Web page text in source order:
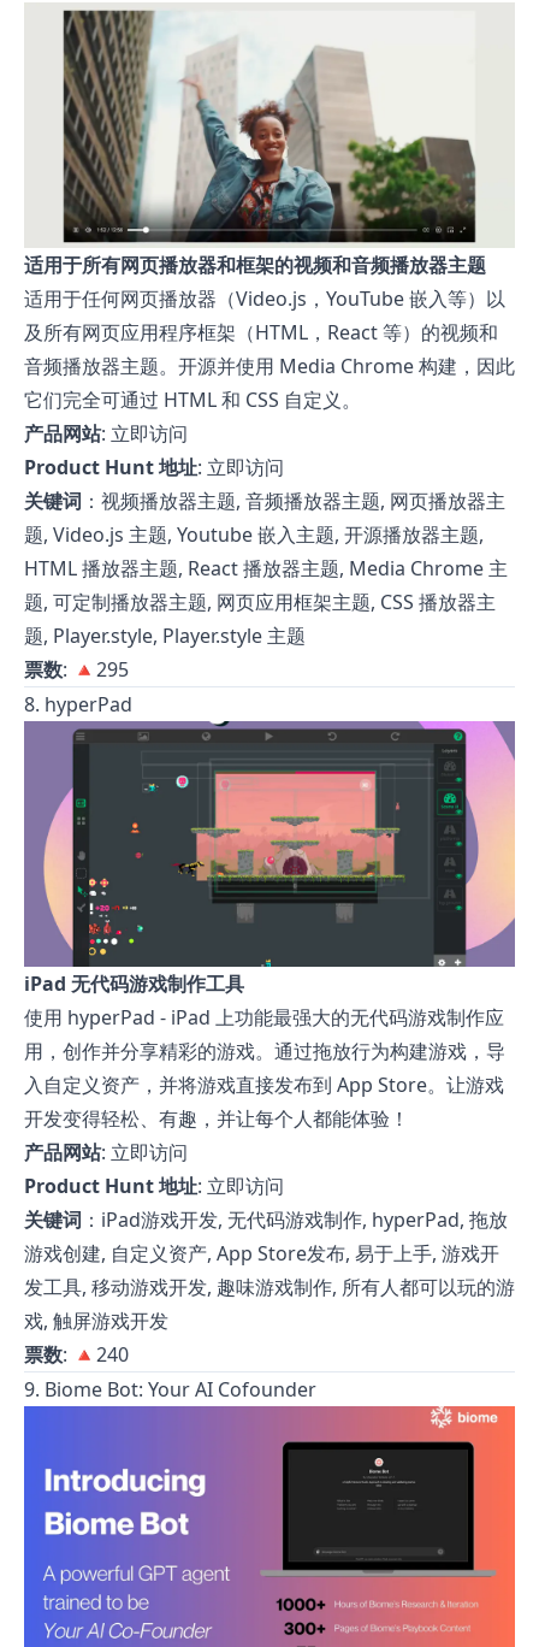
适用于所有网页播放器和框架的视频和音频播放器主题
适用于任何网页播放器（Video.js，YouTube 嵌入等）以
及所有网页应用程序框架（HTML，React 等）的视频和
音频播放器主题。开源并使用 Media Chrome 构建，因此
它们完全可通过 HTML 和 CSS 自定义。
产品网站: 立即访问
Product Hunt 地址: 立即访问
关键词 ：视频播放器主题, 音频播放器主题, 网页播放器主
题, Video.js 主题, Youtube 嵌入主题, 开源播放器主题,
HTML 播放器主题, React 播放器主题, Media Chrome 主
题, 可定制播放器主题, 网页应用框架主题, CSS 播放器主
题, Player.style, Player.style 主题
票数: 🔺295
8. hyperPad
iPad 无代码游戏制作工具
使用 hyperPad - iPad 上功能最强大的无代码游戏制作应
用，创作并分享精彩的游戏。通过拖放行为构建游戏，导
入自定义资产，并将游戏直接发布到 App Store。让游戏
开发变得轻松、有趣，并让每个人都能体验！
产品网站: 立即访问
Product Hunt 地址: 立即访问
关键词 ：iPad游戏开发, 无代码游戏制作, hyperPad, 拖放
游戏创建, 自定义资产, App Store发布, 易于上手, 游戏开
发工具, 移动游戏开发, 趣味游戏制作, 所有人都可以玩的游
戏, 触屏游戏开发
票数: 🔺240
9. Biome Bot: Your AI Cofounder